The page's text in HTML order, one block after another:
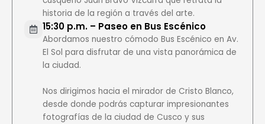
historia de la región a través del arte.
15:30 p.m. – Paseo en Bus Escénico
Abordamos nuestro cómodo Bus Escénico en Av.
El Sol para disfrutar de una vista panorámica de
la ciudad.
Nos dirigimos hacia el mirador de Cristo Blanco,
desde donde podrás capturar impresionantes
fotografías de la ciudad de Cusco y sus